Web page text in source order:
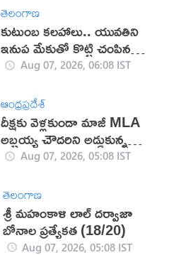
తెలంగాణ
కుటుంబ కలహాలు.. యువతిని
ఇనుప మేకుతో కొట్టి చంపిన
తండ్రిAug 07, 2026, 06:08 IST
ఆంధ్రప్రదేశ్
దీక్షకు వెళ్లకుండా మాజీ MLA
అబ్బ‌య్య చౌద‌రిని అడ్డుకున్న
పోలీసులు (వీడియో)
Aug 07, 2026, 05:08 IST
తెలంగాణ
శ్రీ మహంకాళి లాల్ దర్వాజా
బోనాల ప్రత్యేకత (18/20)
Aug 07, 2026, 05:08 IST